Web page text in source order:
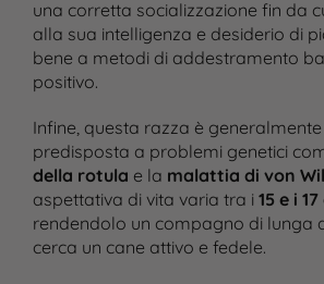
una corretta socializzazione fin da
alla sua intelligenza e desiderio di
bene a metodi di addestramento
positivo​.
Infine, questa razza è
predisposta a problemi genetici
della rotula e la malattia di von
aspettativa di vita varia tra i 15 e i
rendendolo un compagno di lunga
cerca un cane attivo e fedele​.